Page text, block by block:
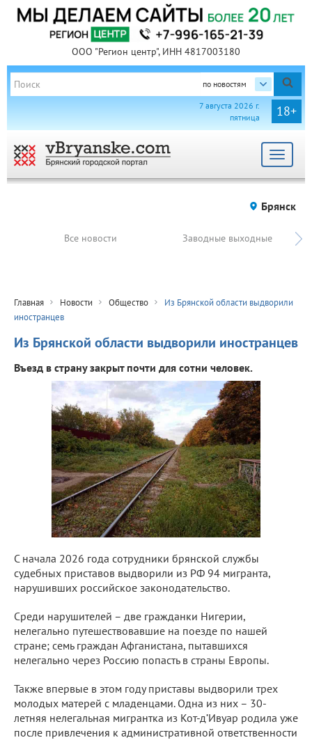
ООО "Регион центр", ИНН 4817003180
по новостям
18+
7 августа 2026 г.
пятница
Toggle
Брянск
Все новости Заводные выходные
Главная Новости Общество
Из Брянской области выдворили
иностранцев
Из Брянской области выдворили иностранцев
Въезд в страну закрыт почти для сотни человек.
С начала 2026 года сотрудники брянской службы
судебных приставов выдворили из РФ 94 мигранта,
нарушивших российское законодательство.
Среди нарушителей – две гражданки Нигерии,
нелегально путешествовавшие на поезде по нашей
стране; семь граждан Афганистана, пытавшихся
нелегально через Россию попасть в страны Европы.
Также впервые в этом году приставы выдворили трех
молодых матерей с младенцами. Одна из них – 30-
летняя нелегальная мигрантка из Кот-д’Ивуар родила уже
после привлечения к административной ответственности